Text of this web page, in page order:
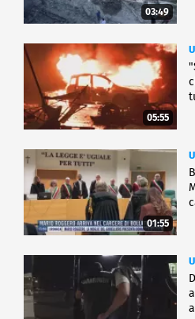
03:49
05:55
01:55